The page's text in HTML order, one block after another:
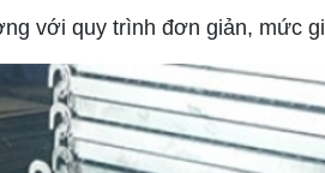
với quy trình đơn giản, mức